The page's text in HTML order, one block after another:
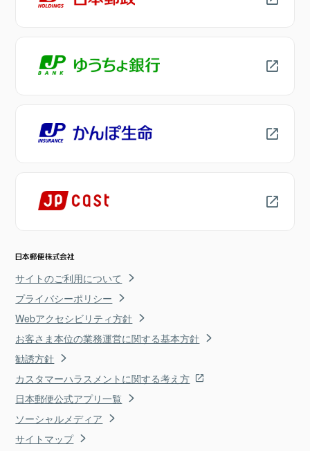
サイトのご利用について
プライバシーポリシー
Webアクセシビリティ方針
お客さま本位の業務運営に関する基本方針
勧誘方針
カスタマーハラスメントに関する考え方
日本郵便公式アプリ一覧
ソーシャルメディア
サイトマップ